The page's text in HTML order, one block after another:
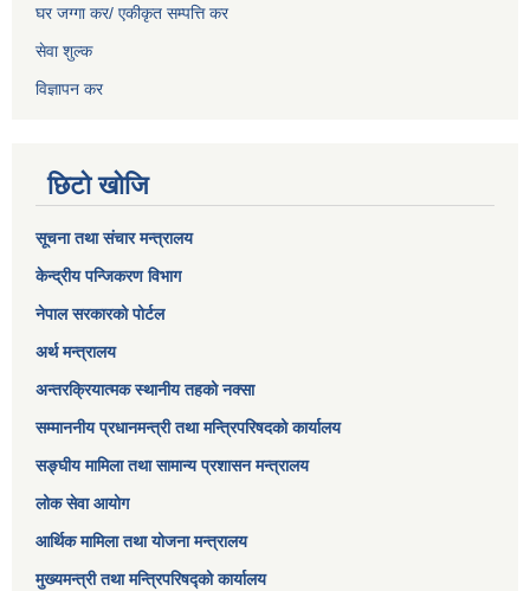
घर जग्गा कर/ एकीकृत सम्पत्ति कर
सेवा शुल्क
विज्ञापन कर
छिटो खोजि
सूचना तथा संचार मन्त्रालय
केन्द्रीय पन्जिकरण विभाग
नेपाल सरकारको पोर्टल
अर्थ मन्त्रालय
अन्तरक्रियात्मक स्थानीय तहको नक्सा
सम्माननीय प्रधानमन्त्री तथा मन्त्रिपरिषद‌को कार्यालय
सङ्‍घीय मामिला तथा सामान्य प्रशासन मन्त्रालय
लोक सेवा आयोग
आर्थिक मामिला तथा योजना मन्त्रालय​
मुख्यमन्त्री तथा मन्त्रिपरिषद्को कार्यालय